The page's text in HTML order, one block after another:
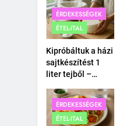
nélkül a
családdal.
ÉRDEKESSÉGEK
ÉTEL-ITAL
Kipróbáltuk a házi
sajtkészítést 1
liter tejből –
macerát?
ÉRDEKESSÉGEK
ÉTEL-ITAL